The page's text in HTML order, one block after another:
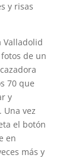
y risas
Valladolid
de un
70 que
y
Una vez
el botón
en
más y